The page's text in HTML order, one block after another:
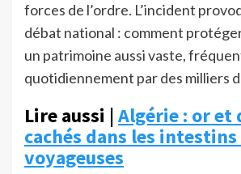
forces de l’ordre. L’incident
débat national : comment
un patrimoine aussi vaste,
quotidiennement par des milliers
Lire aussi |Algérie : or et
cachés dans les intestins
voyageuses